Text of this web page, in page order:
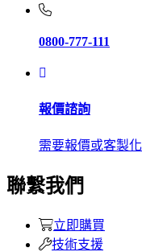
0800-777-111
報價諮詢
需要報價或客製
聯繫我們
立即購買
技術支援